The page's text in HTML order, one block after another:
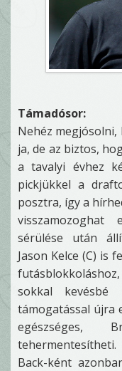
Támadósor:
Nehéz megjósolni,
ja, de az biztos,
a tavalyi évhez
pickjükkel a
posztra, így a
visszamozoghat
sérülése után
Jason Kelce (C) is
sokkal kevésbé
támogatással újra
Back-ként